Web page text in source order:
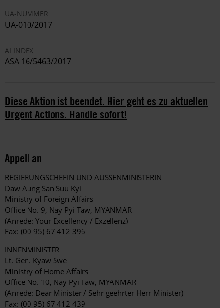
UA-NUMMER
UA-010/2017
AI INDEX
ASA 16/5463/2017
Diese Aktion ist beendet. Hier geht es zu aktuellen
Urgent Actions. Handle sofort!
Appell an
REGIERUNGSCHEFIN UND AUSSENMINISTERIN
Daw Aung San Suu Kyi
Ministry of Foreign Affairs
Office No. 9, Nay Pyi Taw, MYANMAR
(Anrede: Your Excellency / Exzellenz)
Fax: (00 95) 67 412 396
INNENMINISTER
Lt. Gen. Kyaw Swe
Ministry of Home Affairs
Office No. 10, Nay Pyi Taw, MYANMAR
(Anrede: Dear Minister / Sehr geehrter Herr Minister)
Fax: (00 95) 67 412 439